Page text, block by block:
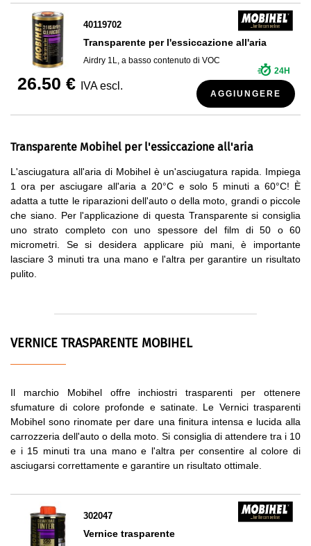
Transparente Mobihel per l'essiccazione all'aria
L'asciugatura all'aria di Mobihel è un'asciugatura rapida. Impiega
1 ora per asciugare all'aria a 20°C e solo 5 minuti a 60°C! È
adatta a tutte le riparazioni dell'auto o della moto, grandi o piccole
che siano. Per l'applicazione di questa Transparente si consiglia
uno strato completo con uno spessore del film di 50 o 60
micrometri. Se si desidera applicare più mani, è importante
lasciare 3 minuti tra una mano e l'altra per garantire un risultato
pulito.
40119702
Transparente per l'essiccazione all'aria
Airdry 1L, a basso contenuto di VOC
26.50 € IVA escl.
24H
AGGIUNGERE
VERNICE TRASPARENTE MOBIHEL
Il marchio Mobihel offre inchiostri trasparenti per ottenere
sfumature di colore profonde e satinate. Le Vernici trasparenti
Mobihel sono rinomate per dare una finitura intensa e lucida alla
carrozzeria dell'auto o della moto. Si consiglia di attendere tra i 10
e i 15 minuti tra una mano e l'altra per consentire al colore di
asciugarsi correttamente e garantire un risultato ottimale.
302047
Vernice trasparente